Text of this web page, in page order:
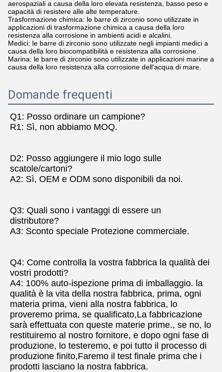
aerospaziali a causa della loro elevata resistenza, basso peso e
capacità di resistere alle alte temperature.
Trasformazione chimica: le barre di zirconio sono utilizzate in
applicazioni di trasformazione chimica a causa della loro
resistenza alla corrosione in ambienti acidi e alcalini.
Medici: le barre di zirconio sono utilizzate negli impianti medici a
causa della loro biocompatibilità e resistenza alla corrosione.
Marina: le barre di zirconio sono utilizzate in applicazioni marine a
causa della loro resistenza alla corrosione dell'acqua di mare.
Domande frequenti
Q1: Posso ordinare un campione?
R1: Sì, non abbiamo MOQ.
D2: Posso aggiungere il mio logo sulle
scatole/cartoni?
A2: Sì, OEM e ODM sono disponibili da noi.
Q3: Quali sono i vantaggi di essere un
distributore?
A3: Sconto speciale Protezione commerciale.
Q4: Come controlla la vostra fabbrica la qualità dei
vostri prodotti?
A4: 100% auto-ispezione prima di imballaggio. la
qualità è la vita della nostra fabbrica, prima, ogni
materia prima, vieni alla nostra fabbrica, lo
proveremo prima, se qualificato,La fabbricazione
sarà effettuata con queste materie prime., se no, lo
restituiremo al nostro fornitore, e dopo ogni fase di
produzione, lo testeremo, e poi tutto il processo di
produzione finito,Faremo il test finale prima che i
prodotti lasciano la nostra fabbrica.